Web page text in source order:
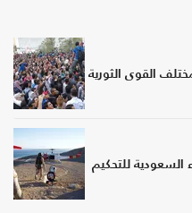
القوى الثورية
للتحكيم